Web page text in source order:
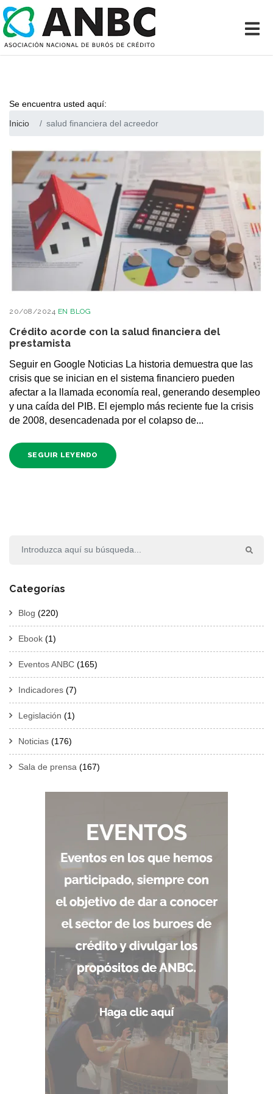
Se encuentra usted aquí:
Inicio
salud financiera del acreedor
20/08/2024 EN BLOG
Crédito acorde con la salud financiera del
prestamista
Seguir en Google Noticias La historia demuestra que las
crisis que se inician en el sistema financiero pueden
afectar a la llamada economía real, generando desempleo
y una caída del PIB. El ejemplo más reciente fue la crisis
de 2008, desencadenada por el colapso de...
SEGUIR LEYENDO
Categorías
Blog (220)
Ebook (1)
Eventos ANBC (165)
Indicadores (7)
Legislación (1)
Noticias (176)
Sala de prensa (167)